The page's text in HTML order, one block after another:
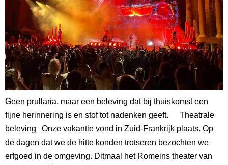
Geen prullaria, maar een beleving dat bij thuiskomst een
fijne herinnering is en stof tot nadenken geeft. Theatrale
beleving Onze vakantie vond in Zuid-Frankrijk plaats. Op
de dagen dat we de hitte konden trotseren bezochten we
erfgoed in de omgeving. Ditmaal het Romeins theater van